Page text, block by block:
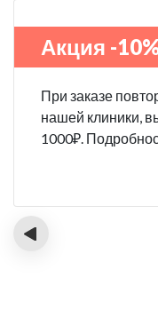
Акция -
При заказе
нашей клиники,
1000₽.
‹